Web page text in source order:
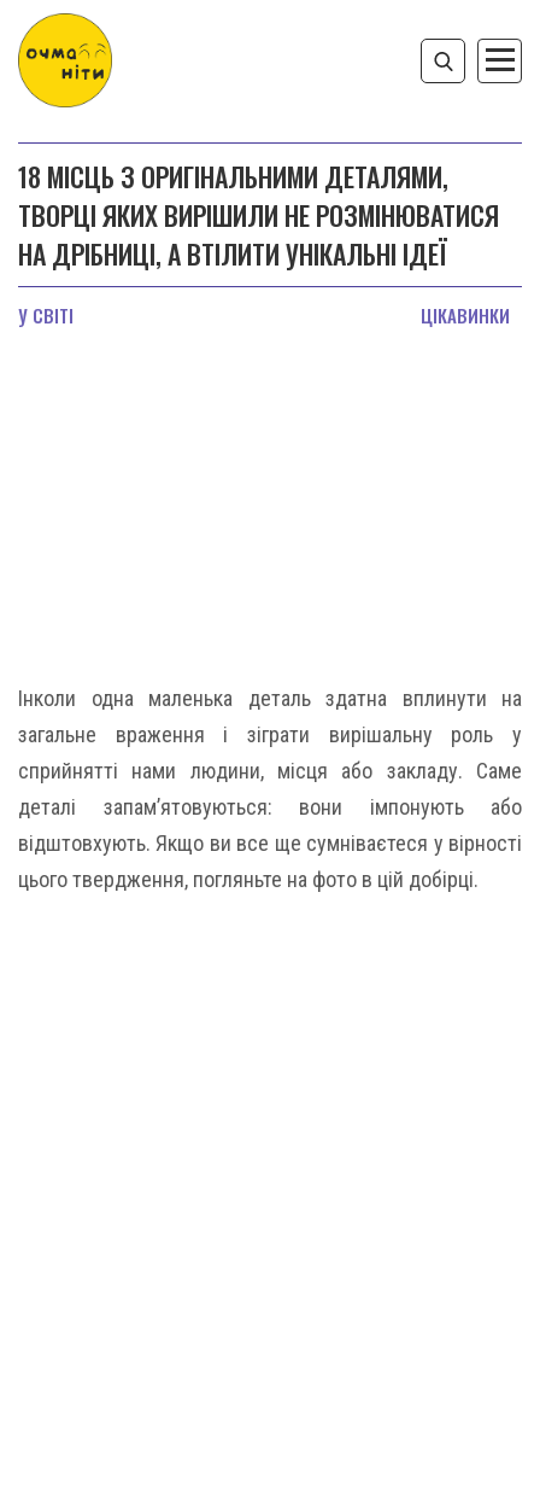
18 МІСЦЬ З ОРИГІНАЛЬНИМИ ДЕТАЛЯМИ,
ТВОРЦІ ЯКИХ ВИРІШИЛИ НЕ РОЗМІНЮВАТИСЯ
НА ДРІБНИЦІ, А ВТІЛИТИ УНІКАЛЬНІ ІДЕЇ
У СВІТІ ЦІКАВИНКИ
Інколи одна маленька деталь здатна вплинути на
загальне враження і зіграти вирішальну роль у
сприйнятті нами людини, місця або закладу. Саме
деталі запам’ятовуються: вони імпонують або
відштовхують. Якщо ви все ще сумніваєтеся у вірності
цього твердження, погляньте на фото в цій добірці.